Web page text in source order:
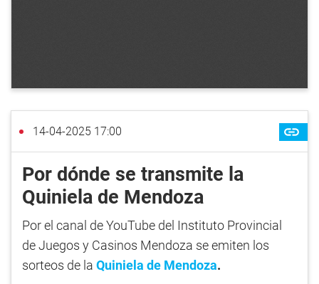
14-04-2025 17:00
Por dónde se transmite la
Quiniela de Mendoza
Por el canal de YouTube del Instituto Provincial
de Juegos y Casinos Mendoza se emiten los
sorteos de la Quiniela de Mendoza.